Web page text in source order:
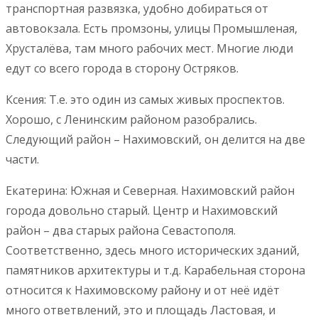
транспортная развязка, удобно добираться от
автовокзала. Есть промзоны, улицы Промышленая,
Хрусталёва, там много рабочих мест. Многие люди
едут со всего города в сторону Остряков.
Ксения: Т.е. это один из самых живых проспектов.
Хорошо, с Ленинским районом разобрались.
Следующий район – Нахимовский, он делится на две
части.
Екатерина: Южная и Северная. Нахимовский район
города довольно старый. Центр и Нахимовский
район – два старых района Севастополя.
Соответственно, здесь много исторических зданий,
памятников архитектуры и т.д. Карабельная сторона
относится к Нахимовскому району и от неё идёт
много ответвлений, это и площадь Ластовая, и